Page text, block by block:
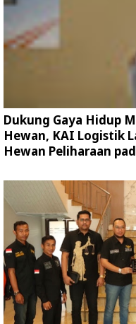
Dukung Gaya Hidup
Hewan, KAI Logistik
Hewan Peliharaan